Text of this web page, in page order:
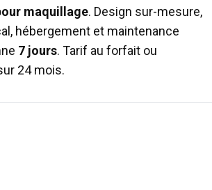
maquillage. Design sur-mesure,
hébergement et maintenance
7 jours. Tarif au forfait ou
24 mois.